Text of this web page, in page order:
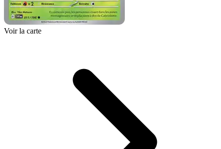
Voir la carte